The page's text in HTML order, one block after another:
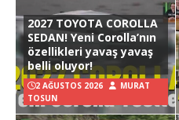
2027 TOYOTA COROLLA
SEDAN! Yeni Corolla’nın
özellikleri yavaş yavaş
belli oluyor!
2 AĞUSTOS 2026
MURAT
TOSUN